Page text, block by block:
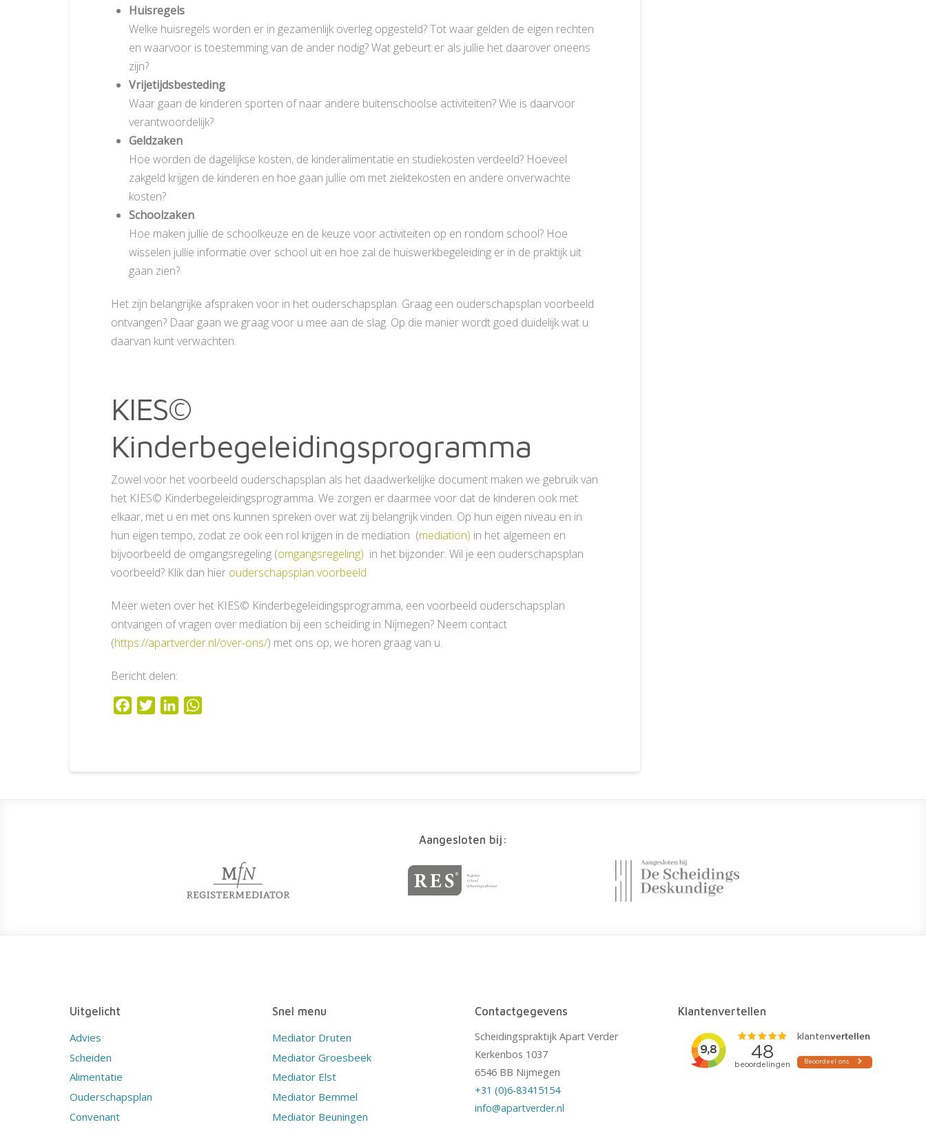
Huisregels
Welke huisregels worden er in gezamenlijk overleg opgesteld? Tot waar gelden de eigen rechten
en waarvoor is toestemming van de ander nodig? Wat gebeurt er als jullie het daarover oneens
zijn?
Vrijetijdsbesteding
Waar gaan de kinderen sporten of naar andere buitenschoolse activiteiten? Wie is daarvoor
verantwoordelijk?
Geldzaken
Hoe worden de dagelijkse kosten, de kinderalimentatie en studiekosten verdeeld? Hoeveel
zakgeld krijgen de kinderen en hoe gaan jullie om met ziektekosten en andere onverwachte
kosten?
Schoolzaken
Hoe maken jullie de schoolkeuze en de keuze voor activiteiten op en rondom school? Hoe
wisselen jullie informatie over school uit en hoe zal de huiswerkbegeleiding er in de praktijk uit
gaan zien?
Het zijn belangrijke afspraken voor in het ouderschapsplan. Graag een ouderschapsplan voorbeeld
ontvangen? Daar gaan we graag voor u mee aan de slag. Op die manier wordt goed duidelijk wat u
daarvan kunt verwachten.
KIES©
Kinderbegeleidingsprogramma
Zowel voor het voorbeeld ouderschapsplan als het daadwerkelijke document maken we gebruik van
het KIES© Kinderbegeleidingsprogramma. We zorgen er daarmee voor dat de kinderen ook met
elkaar, met u en met ons kunnen spreken over wat zij belangrijk vinden. Op hun eigen niveau en in
hun eigen tempo, zodat ze ook een rol krijgen in de mediation (mediation) in het algemeen en
bijvoorbeeld de omgangsregeling (omgangsregeling) in het bijzonder. Wil je een ouderschapsplan
voorbeeld? Klik dan hier ouderschapsplan voorbeeld
Meer weten over het KIES© Kinderbegeleidingsprogramma, een voorbeeld ouderschapsplan
ontvangen of vragen over mediation bij een scheiding in Nijmegen? Neem contact
(https://apartverder.nl/over-ons/) met ons op, we horen graag van u.
Bericht delen:
FacebookTwitterLinkedIn
Aangesloten bij:
Uitgelicht
Advies
Scheiden
Alimentatie
Ouderschapsplan
Convenant
Snel menu
Mediator Druten
Mediator Groesbeek
Mediator Elst
Mediator Bemmel
Mediator Beuningen
Contactgegevens
Scheidingspraktijk Apart Verder
Kerkenbos 1037
6546 BB Nijmegen
+31 (0)6-83415154
info@apartverder.nl
Klantenvertellen